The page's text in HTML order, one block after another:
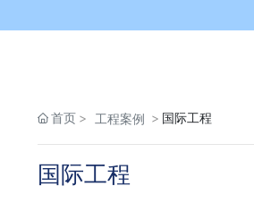
首页 工程案例 国际工程
国际工程